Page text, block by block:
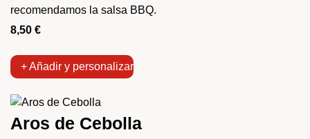
recomendamos la salsa BBQ.
8,50 €
+ Añadir y personalizar
Aros de Cebolla